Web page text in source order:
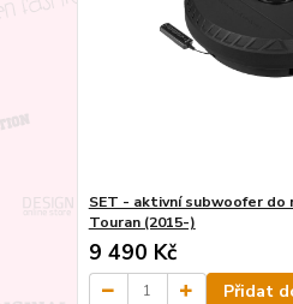
SET - aktivní subwoofer do
Touran (2015-)
9 490 Kč
Přidat